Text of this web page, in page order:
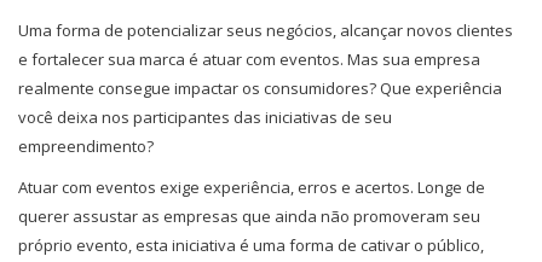
Uma forma de potencializar seus negócios, alcançar novos clientes
e fortalecer sua marca é atuar com eventos. Mas sua empresa
realmente consegue impactar os consumidores? Que experiência
você deixa nos participantes das iniciativas de seu
empreendimento?
Atuar com eventos exige experiência, erros e acertos. Longe de
querer assustar as empresas que ainda não promoveram seu
próprio evento, esta iniciativa é uma forma de cativar o público,